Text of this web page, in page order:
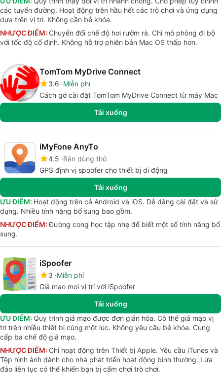
các tuyến đường. Hoạt động trên hầu hết các trò chơi và ứng dụng
dựa trên vị trí. Không cần bẻ khóa.
NHƯỢC ĐIỂM: Chuyển đổi chế độ hơi rườm rà. Chỉ mô phỏng đi bộ
với tốc độ cố định. Không hỗ trợ phiên bản Mac OS thấp hơn.
TomTom MyDrive Connect
3.6 Miễn phí
Cách gỡ cài đặt TomTom MyDrive Connect từ máy Mac
Tải xuống
iMyFone AnyTo
4.5 Bản dùng thử
GPS định vị spoofer cho thiết bị di động
Tải xuống
ƯU ĐIỂM: Hoạt động trên cả Android và iOS. Dễ dàng cài đặt và sử
dụng. Nhiều tính năng bổ sung bao gồm.
NHƯỢC ĐIỂM:Đường cong học tập nhẹ để biết một số tính năng bổ
sung.
iSpoofer
3 Miễn phí
Giả mạo mọi vị trí với iSpoofer
Tải xuống
ƯU ĐIỂM: Quy trình giả mạo được đơn giản hóa. Có thể giả mạo vị
trí trên nhiều thiết bị cùng một lúc. Không yêu cầu bẻ khóa. Cung
cấp ba chế độ giả mạo.
NHƯỢC ĐIỂM: Chỉ hoạt động trên Thiết bị Apple. Yêu cầu iTunes và
Tệp hình ảnh dành cho nhà phát triển hoạt động bình thường. Lừa
đảo liên tục có thể khiến bạn bị cấm chơi trò chơi.